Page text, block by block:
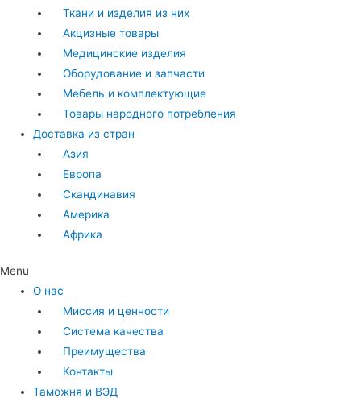
Ткани и изделия из них
Акцизные товары
Медицинские изделия
Оборудование и запчасти
Мебель и комплектующие
Товары народного потребления
Доставка из стран
Азия
Европа
Скандинавия
Америка
Африка
Menu
О нас
Миссия и ценности
Система качества
Преимущества
Контакты
Таможня и ВЭД